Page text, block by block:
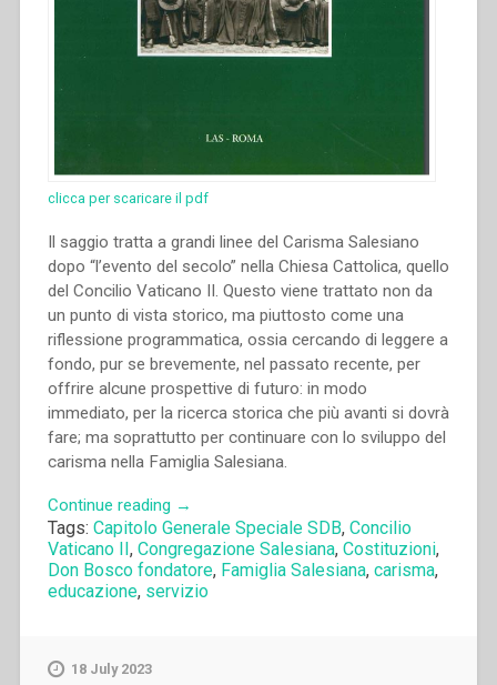
clicca per scaricare il pdf
Il saggio tratta a grandi linee del Carisma Salesiano
dopo “l’evento del secolo” nella Chiesa Cattolica, quello
del Concilio Vaticano II. Questo viene trattato non da
un punto di vista storico, ma piuttosto come una
riflessione programmatica, ossia cercando di leggere a
fondo, pur se brevemente, nel passato recente, per
offrire alcune prospettive di futuro: in modo
immediato, per la ricerca storica che più avanti si dovrà
fare; ma soprattutto per continuare con lo sviluppo del
carisma nella Famiglia Salesiana.
Continue reading “Ángel
Fernández
Artime
–
“Futuro
→
Tags: Capitolo Generale Speciale SDB, Concilio
Vaticano II, Congregazione Salesiana, Costituzioni,
Don Bosco fondatore, Famiglia Salesiana, carisma,
educazione, servizio
18 July 2023